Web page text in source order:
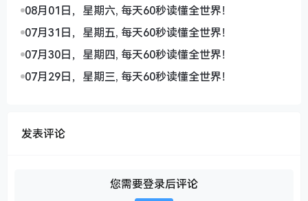
08月01日，星期六, 每天60秒读懂全世界！
07月31日，星期五, 每天60秒读懂全世界！
07月30日，星期四, 每天60秒读懂全世界！
07月29日，星期三, 每天60秒读懂全世界！
发表评论
您需要登录后评论